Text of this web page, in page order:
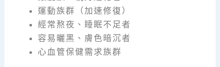
運動族群（加速修復）
經常熬夜、睡眠不足者
容易曬黑、膚色暗沉者
心血管保健需求族群